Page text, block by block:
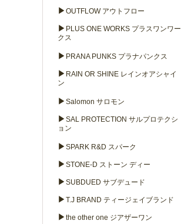
▶ OUTFLOW アウトフロー
▶ PLUS ONE WORKS プラスワンワー
クス
▶ PRANA PUNKS プラナパンクス
▶ RAIN OR SHINE レインオアシャイ
ン
▶ Salomon サロモン
▶ SAL PROTECTION サルプロテクシ
ョン
▶ SPARK R&D スパーク
▶ STONE-D ストーン ディー
▶ SUBDUED サブデュード
▶ T.J BRAND ティージェイブランド
▶ the other one ジアザーワン